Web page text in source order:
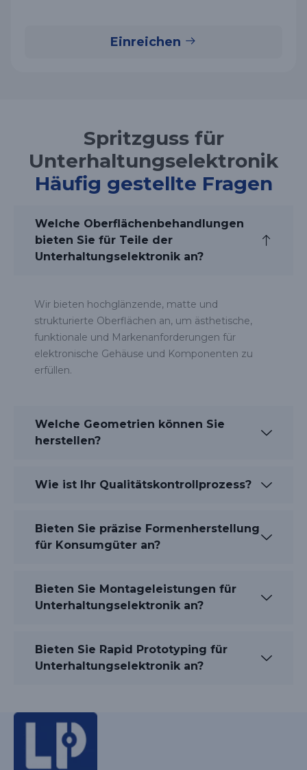
Einreichen
Spritzguss für
Unterhaltungselektronik
Häufig gestellte Fragen
Welche Oberflächenbehandlungen
bieten Sie für Teile der
Unterhaltungselektronik an?
Wir bieten hochglänzende, matte und
strukturierte Oberflächen an, um ästhetische,
funktionale und Markenanforderungen für
elektronische Gehäuse und Komponenten zu
erfüllen.
Welche Geometrien können Sie
herstellen?
Wie ist Ihr Qualitätskontrollprozess?
Bieten Sie präzise Formenherstellung
für Konsumgüter an?
Bieten Sie Montageleistungen für
Unterhaltungselektronik an?
Bieten Sie Rapid Prototyping für
Unterhaltungselektronik an?